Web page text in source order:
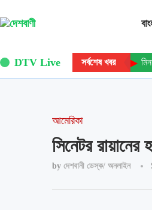
DTV Live সর্বশেষ খবর
আমেরিকা
সিনেটর
by দেশবানী ডেস্ক/ অনলাইন